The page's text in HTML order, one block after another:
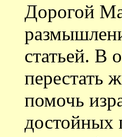
Дорогой
статьей. В
перестать
помочь
достойных